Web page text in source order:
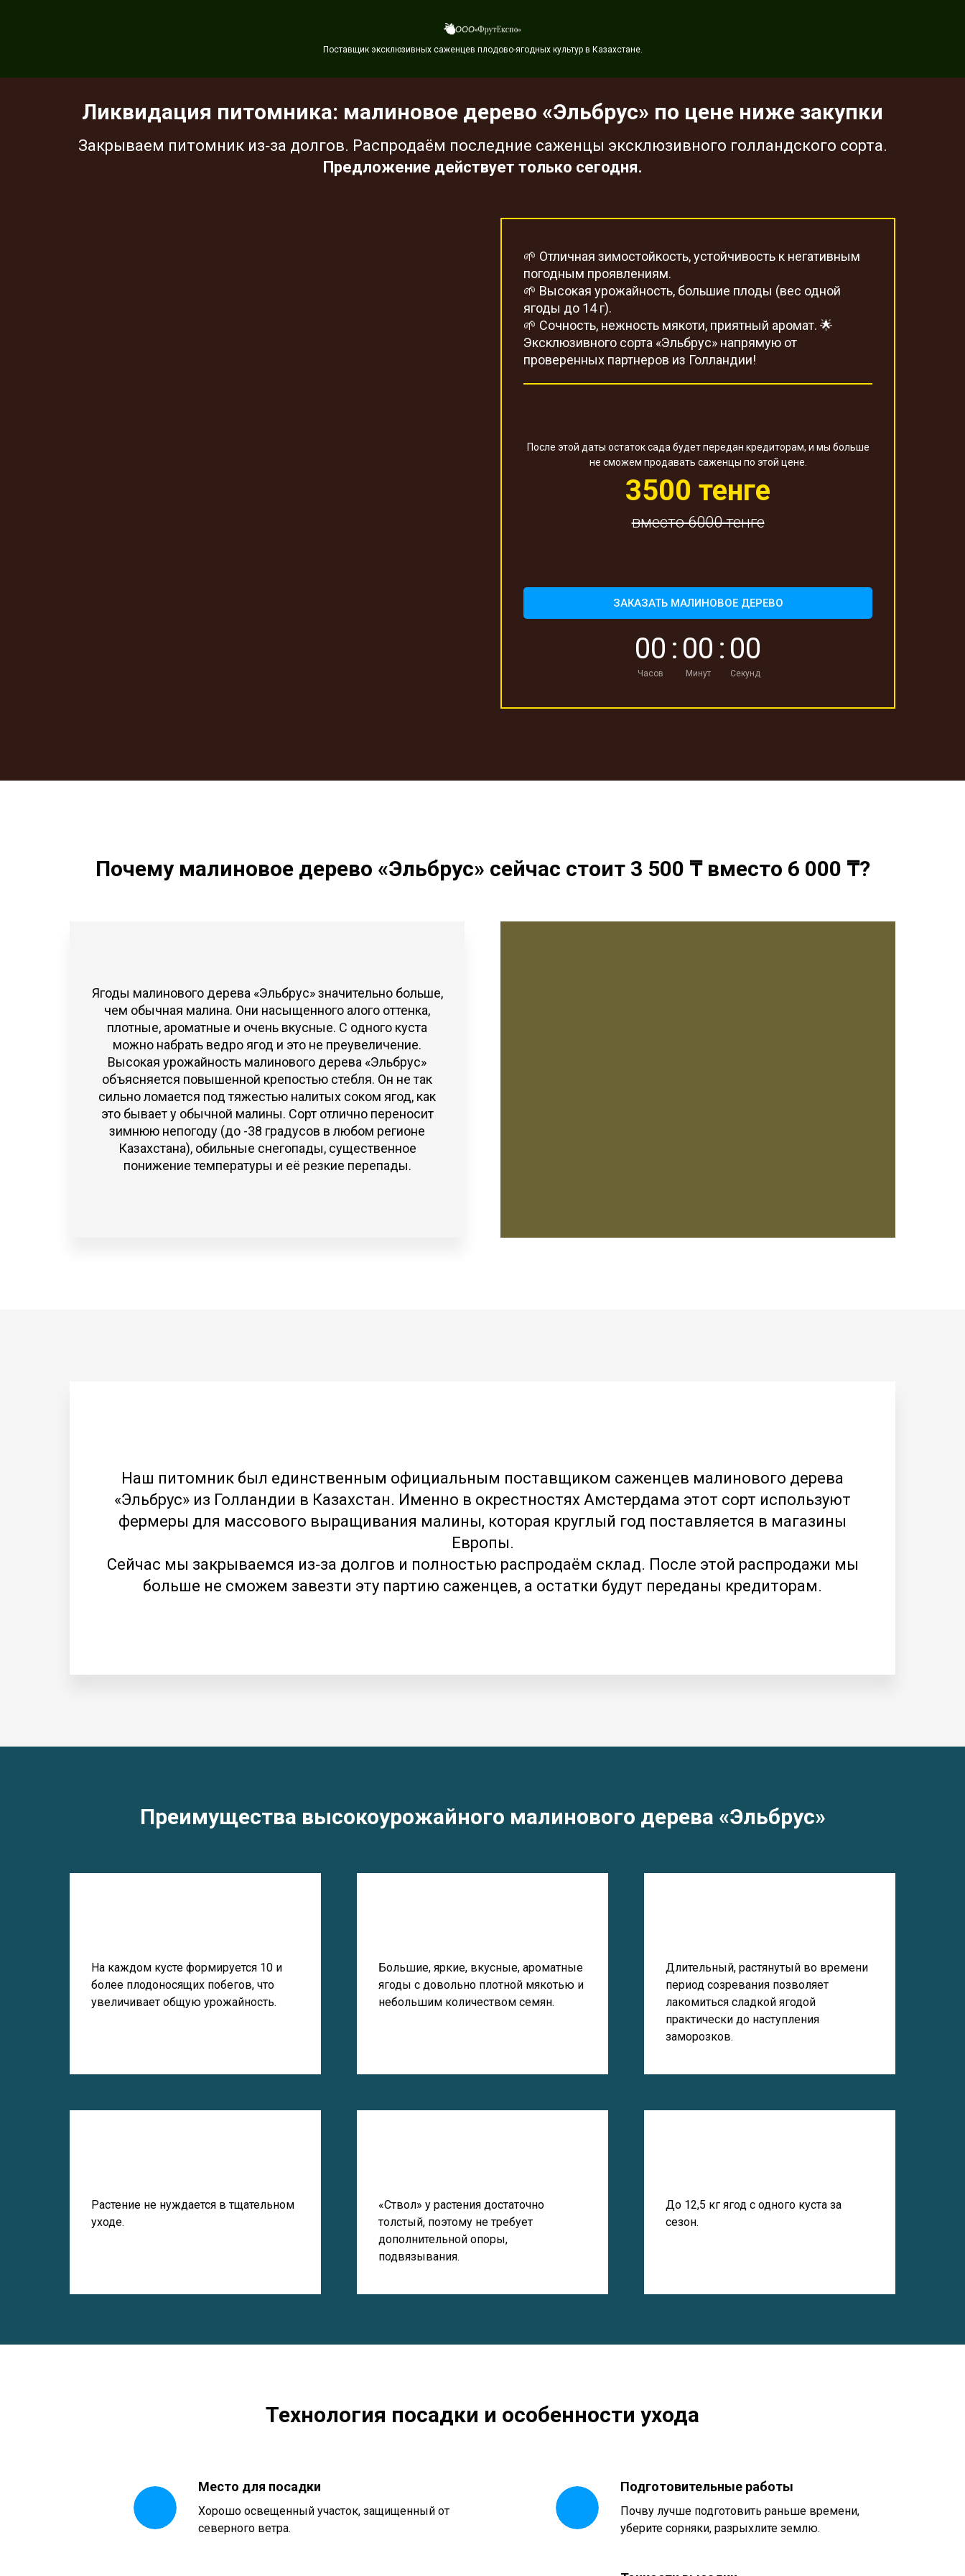
Поставщик эксклюзивных саженцев плодово-ягодных культур в Казахстане.
Ликвидация питомника: малиновое дерево «Эльбрус» по цене ниже закупки
Закрываем питомник из‑за долгов. Распродаём последние саженцы эксклюзивного голландского сорта.
Предложение действует только сегодня.
🌱 Отличная зимостойкость, устойчивость к негативным
погодным проявлениям.
🌱 Высокая урожайность, большие плоды (вес одной
ягоды до 14 г).
🌱 Сочность, нежность мякоти, приятный аромат. 🌟
Эксклюзивного сорта «Эльбрус» напрямую от
проверенных партнеров из Голландии!
После этой даты остаток сада будет передан кредиторам, и мы больше
не сможем продавать саженцы по этой цене.
3500 тенге
вместо 6000 тенге
ЗАКАЗАТЬ МАЛИНОВОЕ ДЕРЕВО
00
Часов
: 00
Минут
: 00
Секунд
Почему малиновое дерево «Эльбрус» сейчас стоит 3 500 ₸ вместо 6 000 ₸?
Ягоды малинового дерева «Эльбрус» значительно больше,
чем обычная малина. Они насыщенного алого оттенка,
плотные, ароматные и очень вкусные. С одного куста
можно набрать ведро ягод и это не преувеличение.
Высокая урожайность малинового дерева «Эльбрус»
объясняется повышенной крепостью стебля. Он не так
сильно ломается под тяжестью налитых соком ягод, как
это бывает у обычной малины. Сорт отлично переносит
зимнюю непогоду (до -38 градусов в любом регионе
Казахстана), обильные снегопады, существенное
понижение температуры и её резкие перепады.
Наш питомник был единственным официальным поставщиком саженцев малинового дерева
«Эльбрус» из Голландии в Казахстан. Именно в окрестностях Амстердама этот сорт используют
фермеры для массового выращивания малины, которая круглый год поставляется в магазины
Европы.
Сейчас мы закрываемся из‑за долгов и полностью распродаём склад. После этой распродажи мы
больше не сможем завезти эту партию саженцев, а остатки будут переданы кредиторам.
Преимущества высокоурожайного малинового дерева «Эльбрус»
На каждом кусте формируется 10 и
более плодоносящих побегов, что
увеличивает общую урожайность.
Большие, яркие, вкусные, ароматные
ягоды с довольно плотной мякотью и
небольшим количеством семян.
Длительный, растянутый во времени
период созревания позволяет
лакомиться сладкой ягодой
практически до наступления
заморозков.
Растение не нуждается в тщательном
уходе.
«Ствол» у растения достаточно
толстый, поэтому не требует
дополнительной опоры,
подвязывания.
До 12,5 кг ягод с одного куста за
сезон.
Технология посадки и особенности ухода
Место для посадки
Хорошо освещенный участок, защищенный от
северного ветра.
Подготовительные работы
Почву лучше подготовить раньше времени,
уберите сорняки, разрыхлите землю.